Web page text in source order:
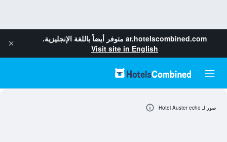
ar.hotelscombined.com متوفر أيضاً باللغة الإنجليزية.
Visit site in English
صور لـ Hotel Auster echo